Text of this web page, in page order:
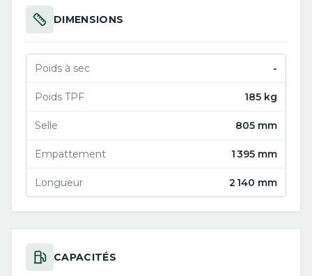
DIMENSIONS
Poids à sec -
Poids TPF 185 kg
Selle 805 mm
Empattement 1 395 mm
Longueur 2 140 mm
CAPACITÉS